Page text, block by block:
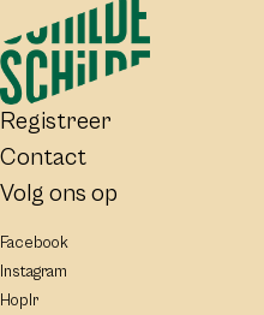
Registreer
Contact
Volg ons op
Facebook
Instagram
Hoplr